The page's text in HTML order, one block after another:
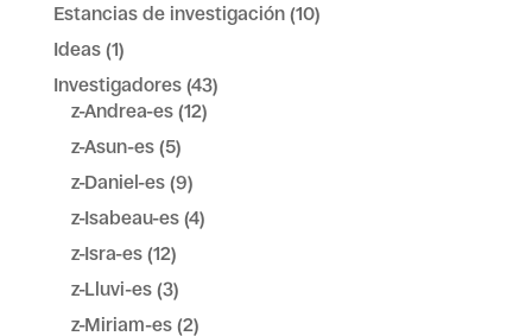
Estancias de investigación(10)
Ideas(1)
Investigadores(43)
z-Andrea-es(12)
z-Asun-es(5)
z-Daniel-es(9)
z-Isabeau-es(4)
z-Isra-es(12)
z-Lluvi-es(3)
z-Miriam-es(2)